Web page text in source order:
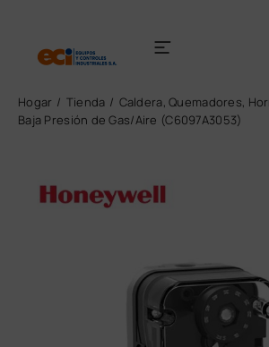
Hogar Tienda Caldera, Quemadores,
Baja Presión de Gas/Aire (C6097A3053)